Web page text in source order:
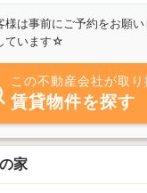
様は事前にご予約をお願
ています☆
この不動産会社が取り
賃貸物件を探す
家